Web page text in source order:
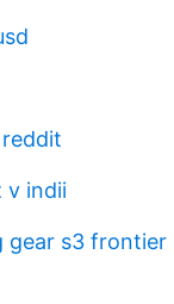
v indii
gear s3 frontier